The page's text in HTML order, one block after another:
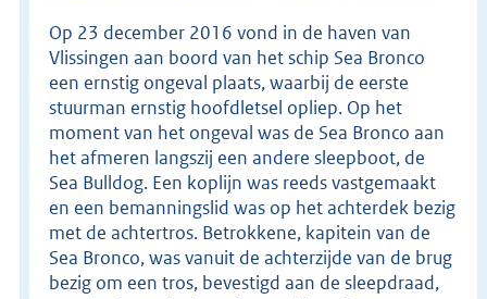
Op 23 december 2016 vond in de haven van
Vlissingen aan boord van het schip Sea Bronco
een ernstig ongeval plaats, waarbij de eerste
stuurman ernstig hoofdletsel opliep. Op het
moment van het ongeval was de Sea Bronco aan
het afmeren langszij een andere sleepboot, de
Sea Bulldog. Een koplijn was reeds vastgemaakt
en een bemanningslid was op het achterdek bezig
met de achtertros. Betrokkene, kapitein van de
Sea Bronco, was vanuit de achterzijde van de brug
bezig om een tros, bevestigd aan de sleepdraad,